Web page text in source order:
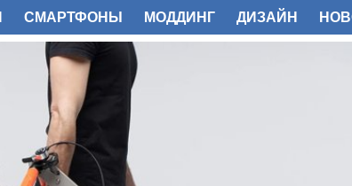
СМАРТФОНЫ МОДДИНГ ДИЗАЙН
ФОТО